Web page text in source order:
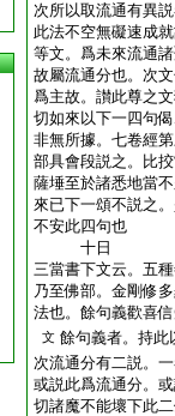
次所以取流通有異
此法不空無礙速成
等文。爲未來流通
故屬流通分也。次
爲主故。讃此尊之
切如來以下一四句
非無所據。七卷經
部具會段説之。比
薩埵至於諸悉地當
來已下一頌不説之
不安此四句也
十日
三當書下文云。五
乃至佛部。金剛修
法也。餘句義歡喜
文 餘句義者。持此
次流通分有二説。
或説此爲流通分。
切諸魔不能壞下此